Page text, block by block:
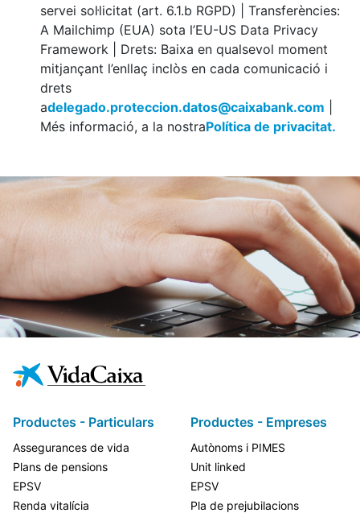
servei sol·licitat (art. 6.1.b RGPD) | Transferències:
A Mailchimp (EUA) sota l’EU-US Data Privacy
Framework | Drets: Baixa en qualsevol moment
mitjançant l’enllaç inclòs en cada comunicació i
drets
adelegado.proteccion.datos@caixabank.com
Més informació, a la nostraPolítica de privacitat.
Productes - Particulars
Assegurances de vida
Plans de pensions
EPSV
Renda vitalícia
Productes - Empreses
Autònoms i PIMES
Unit linked
EPSV
Pla de prejubilacions